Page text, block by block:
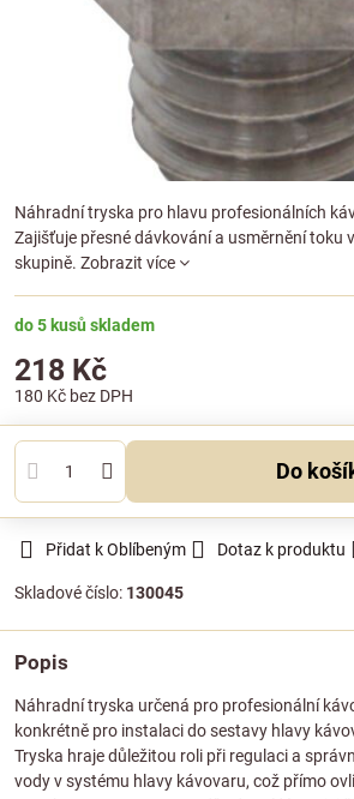
Náhradní tryska pro hlavu profesionálních
Zajišťuje přesné dávkování a usměrnění toku
skupině. Zobrazit více
do 5 kusů skladem
218 Kč
180 Kč bez DPH
Do
Přidat k Oblíbeným Dotaz k produktu
Skladové číslo: 130045
Popis
Náhradní tryska určená pro profesionální
konkrétně pro instalaci do sestavy hlavy
Tryska hraje důležitou roli při regulaci a
vody v systému hlavy kávovaru, což přímo